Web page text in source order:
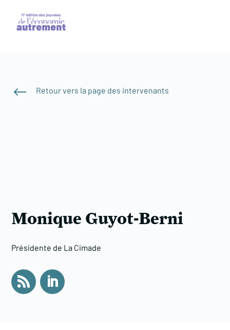
# Retour vers la page des intervenants
Monique Guyot-Berni
Présidente de La Cimade